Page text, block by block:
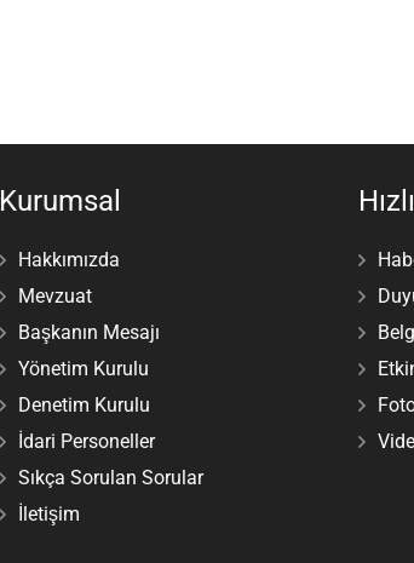
Kurumsal
Hakkımızda
Mevzuat
Başkanın Mesajı
Yönetim Kurulu
Denetim Kurulu
İdari Personeller
Sıkça Sorulan Sorular
İletişim